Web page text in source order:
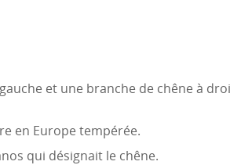
et une branche de chêne à
en Europe tempérée.
qui désignait le chêne.